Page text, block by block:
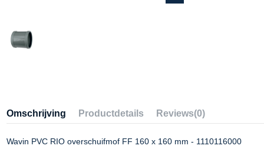
Omschrijving Productdetails Reviews(0)
Wavin PVC RIO overschuifmof FF 160 x 160 mm - 1110116000